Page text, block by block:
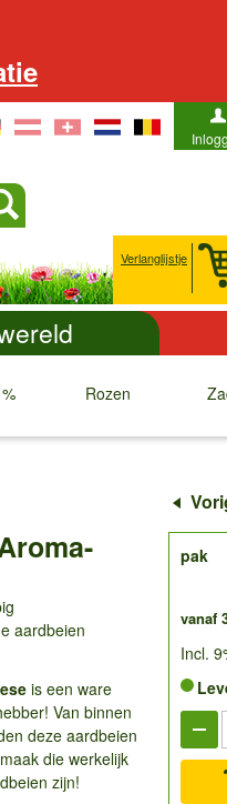
Verlanglijstje
Rozen
↓ ↓
aardbeien
is een ware
Van binnen
deze aardbeien
die werkelijk
zijn!
order
pak
vanaf
Incl.